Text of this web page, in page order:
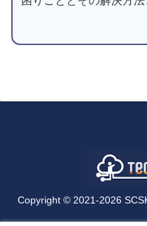
Copyright © 2021-2026